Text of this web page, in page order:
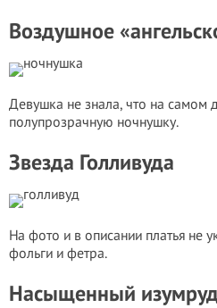
Воздушное
Девушка не знала, что на самом
полупрозрачную ночнушку.
Звезда Голливуда
На фото и в описании платья не
фольги и фетра.
Насыщенный